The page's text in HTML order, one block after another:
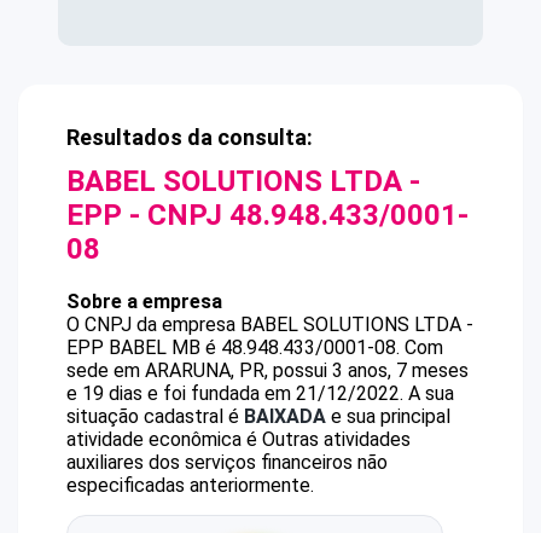
Resultados da consulta:
BABEL SOLUTIONS LTDA -
EPP - CNPJ 48.948.433/0001-
08
Sobre a empresa
O CNPJ da empresa BABEL SOLUTIONS LTDA -
EPP BABEL MB é 48.948.433/0001-08. Com
sede em ARARUNA, PR, possui 3 anos, 7 meses
e 19 dias e foi fundada em 21/12/2022. A sua
situação cadastral é BAIXADA e sua principal
atividade econômica é Outras atividades
auxiliares dos serviços financeiros não
especificadas anteriormente.